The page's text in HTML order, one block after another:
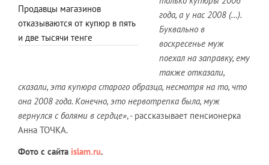
Продавцы магазинов
отказываются от купюр в пять
и две тысячи тенге
года, а у нас 2008 (…).
Буквально в
воскресенье муж
поехал на заправку, ему
также отказали,
сказали, эта купюра старого образца, несмотря на то, что
она 2008 года. Конечно, это нервотрепка была, муж
вернулся с болями в сердце», - рассказывает пенсионерка
Анна ТОЧКА.
Фото с сайта islam.ru.